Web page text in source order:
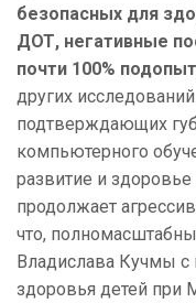
безопасных для
ДОТ, негативные
почти 100%
других
подтверждающих
компьютерного
развитие и
продолжает
что,
Владислава Кучмы с
здоровья детей при